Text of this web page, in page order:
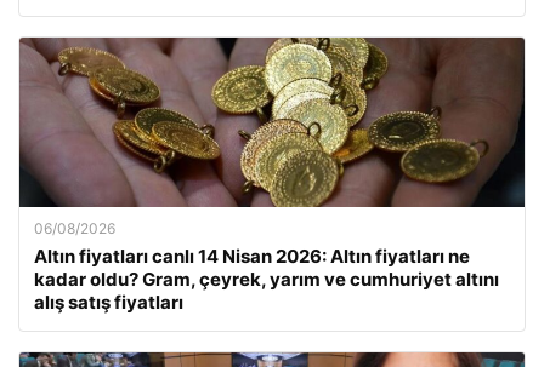
06/08/2026
Altın fiyatları canlı 14 Nisan 2026: Altın fiyatları ne
kadar oldu? Gram, çeyrek, yarım ve cumhuriyet altını
alış satış fiyatları